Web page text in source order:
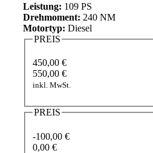
Leistung: 109 PS
Drehmoment: 240 NM
Motortyp: Diesel
PREIS
450,00 €
550,00 €
inkl. MwSt.
PREIS
-100,00 €
0,00 €